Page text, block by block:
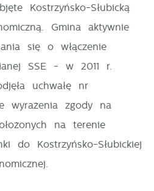
Kostrzyńsko-Słubicką
Gmina aktywnie
się o włączenie
SSE - w 2011 r.
uchwałę nr
wyrażenia zgody na
na terenie
do Kostrzyńsko-Słubickiej
witryny internetowej,
z jaką odwiedzane są
Zgromadzone
w formie zanonimizowanej.
pliki cookies
funkcjonalności.
cookies prezentujemy Ci
służą do prezentowania Ci
podstawie analizy Twoich
dotyczących